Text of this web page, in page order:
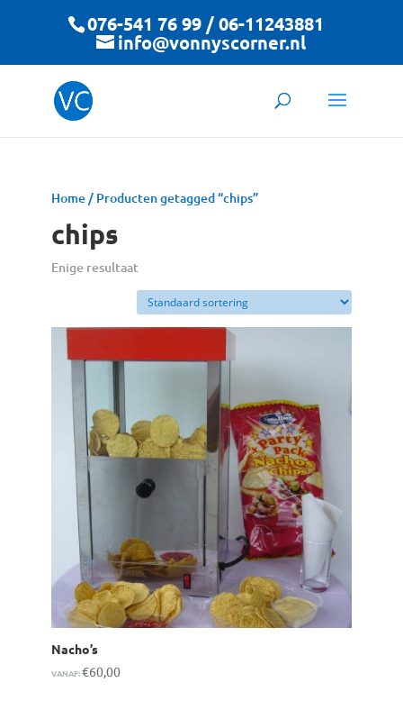
076-541 76 99 / 06-11243881
info@vonnyscorner.nl
Home/ Producten getagged “chips”
chips
Enige resultaat
Nacho’s
VANAF:€60,00